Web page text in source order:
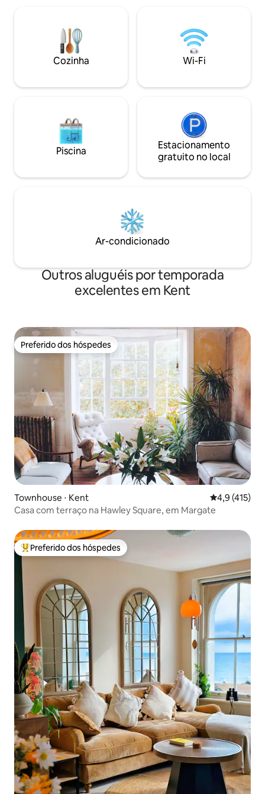
ondas suaves, observar a vida selvagem
ou visitar a vila de East Hoathly, com sua
cafeteria, loja e pub a poucos minutos de
de prosecco,
desfrute das
Toque na minha
minhas outras
Cozinha Wi-Fi
Piscina
Estacionamento
gratuito no local
Ar-condicionado
Outros aluguéis por temporada
excelentes em Kent
Preferido dos hóspedes
Preferido dos hóspedes
Townhouse ⋅ Kent 4,9 de uma
4,9 (415)
Casa com terraço na Hawley Square, em Margate
Entre os melhores preferidos dos hóspedes
Preferido dos hóspedes